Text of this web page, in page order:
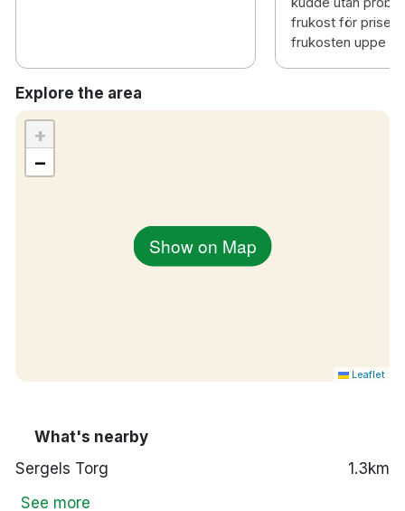
frukost för priset.
frukosten uppe
Explore the area
Show on Map
+
−
Leaflet
What's nearby
Sergels Torg
1.3km
See more